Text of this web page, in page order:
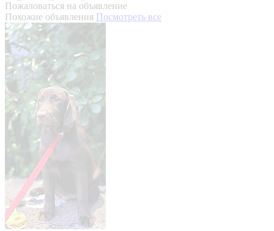
Пожаловаться на объявление
Похожие объявления Посмотреть все